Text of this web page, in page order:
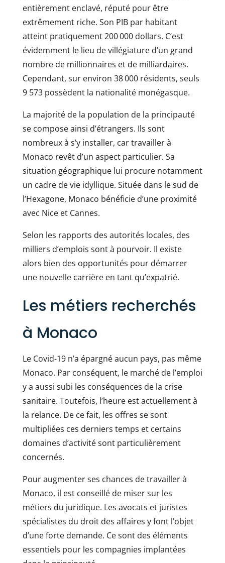
entièrement enclavé, réputé pour être
extrêmement riche. Son PIB par habitant
atteint pratiquement 200 000 dollars. C’est
évidemment le lieu de villégiature d’un grand
nombre de millionnaires et de milliardaires.
Cependant, sur environ 38 000 résidents, seuls
9 573 possèdent la nationalité monégasque.
La majorité de la population de la principauté
se compose ainsi d’étrangers. Ils sont
nombreux à s’y installer, car travailler à
Monaco revêt d’un aspect particulier. Sa
situation géographique lui procure notamment
un cadre de vie idyllique. Située dans le sud de
l’Hexagone, Monaco bénéficie d’une proximité
avec Nice et Cannes.
Selon les rapports des autorités locales, des
milliers d’emplois sont à pourvoir. Il existe
alors bien des opportunités pour démarrer
une nouvelle carrière en tant qu’expatrié.
Les métiers recherchés
à Monaco
Le Covid-19 n’a épargné aucun pays, pas même
Monaco. Par conséquent, le marché de l’emploi
y a aussi subi les conséquences de la crise
sanitaire. Toutefois, l’heure est actuellement à
la relance. De ce fait, les offres se sont
multipliées ces derniers temps et certains
domaines d’activité sont particulièrement
concernés.
Pour augmenter ses chances de travailler à
Monaco, il est conseillé de miser sur les
métiers du juridique. Les avocats et juristes
spécialistes du droit des affaires y font l’objet
d’une forte demande. Ce sont des éléments
essentiels pour les compagnies implantées